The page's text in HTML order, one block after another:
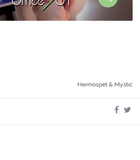
Hermospet & Mystic